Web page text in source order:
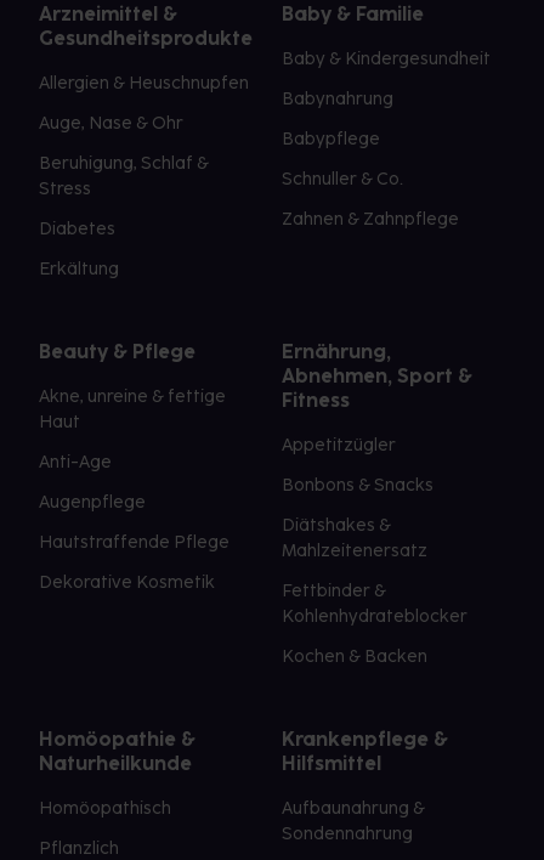
Arzneimittel &
Gesundheitsprodukte
Allergien & Heuschnupfen
Auge, Nase & Ohr
Beruhigung, Schlaf &
Stress
Diabetes
Erkältung
Baby & Familie
Baby & Kindergesundheit
Babynahrung
Babypflege
Schnuller & Co.
Zahnen & Zahnpflege
Beauty & Pflege
Akne, unreine & fettige
Haut
Anti-Age
Augenpflege
Hautstraffende Pflege
Dekorative Kosmetik
Ernährung,
Abnehmen, Sport &
Fitness
Appetitzügler
Bonbons & Snacks
Diätshakes &
Mahlzeitenersatz
Fettbinder &
Kohlenhydrateblocker
Kochen & Backen
Homöopathie &
Naturheilkunde
Homöopathisch
Pflanzlich
Krankenpflege &
Hilfsmittel
Aufbaunahrung &
Sondennahrung